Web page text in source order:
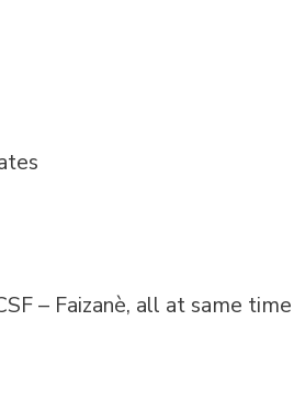
– Faizanè, all at same time